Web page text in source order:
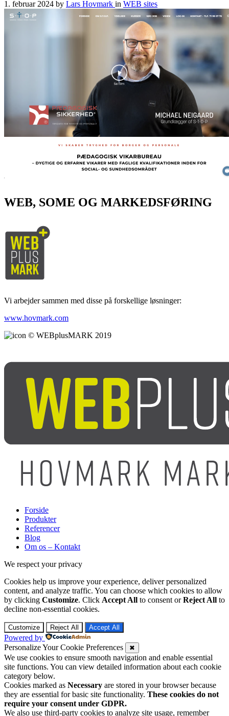
1. februar 2024 by Lars Hovmark in WEB sites
WEB, SOME OG MARKEDSFØRING
Vi arbejder sammen med disse på forskellige løsninger:
www.hovmark.com
© WEBplusMARK 2019
Forside
Produkter
Referencer
Blog
Om os – Kontakt
We respect your privacy
Cookies help us improve your experience, deliver personalized
content, and analyze traffic. You can choose which cookies to allow
by clicking Customize. Click Accept All to consent orReject All to
decline non-essential cookies.
Customize Reject All Accept All
Powered by
Personalize Your Cookie Preferences
✖
We use cookies to ensure smooth navigation and enable essential
site functions. You can view detailed information about each cookie
category below.
Cookies marked as Necessary are stored in your browser because
they are essential for basic site functionality. These cookies do not
require your consent under GDPR.
We also use third-party cookies to analyze site usage, remember